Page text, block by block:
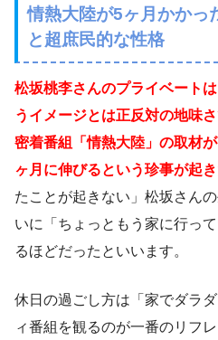
情熱大陸が5ヶ月かかっ
と超庶民的な性格
松坂桃李さんのプライベート
うイメージとは正反対の地味
密着番組「情熱大陸」の取材
ヶ月に伸びるという珍事が起き
たことが起きない」松坂さん
いに「ちょっともう家に行っ
るほどだったといいます。
休日の過ごし方は「家でダラ
ィ番組を観るのが一番のリフレ